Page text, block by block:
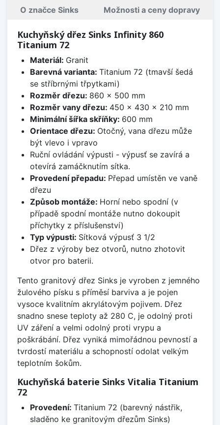
O značce Sinks Možnosti a ceny dopravy
Kuchyňský dřez Sinks Infinity 860
Titanium 72
Materiál: Granit
Barevná varianta: Titanium 72 (tmavší šedá
se stříbrnými třpytkami)
Rozměr dřezu: 860 x 500 mm
Rozměr vany dřezu: 450 x 430 x 210 mm
Minimální šířka skříňky: 600 mm
Orientace dřezu: Otočný, vana dřezu může
být vlevo i vpravo
Ruční ovládání výpusti - výpusť se zavírá a
otevírá zamáčknutím sítka.
Provedení přepadu: Přepad umístěn ve vaně
dřezu
Způsob montáže: Horní nebo spodní (v
případě spodní montáže nutno dokoupit
příchytky z příslušenství)
Typ výpusti: Sítková výpusť 3 1/2
Dřez z výroby bez otvorů, nutno zhotovit
otvor pro baterii.
Tento granitový dřez Sinks je vyroben z jemného
žulového písku s příměsí barviva a je pojen
vysoce kvalitním akrylátovým pojivem. Dřez
snadno snese teploty až 280 C, je odolný proti
UV záření a velmi odolný proti vrypu a
poškrábání. Dřez vyniká mimořádnou pevností a
tvrdostí materiálu a schopností odolat velkým
teplotním šokům.
Kuchyňská baterie Sinks Vitalia Titanium
72
Provedení: Titanium 72 (barevný nástřik,
sladěno ke granitovým dřezům Sinks)